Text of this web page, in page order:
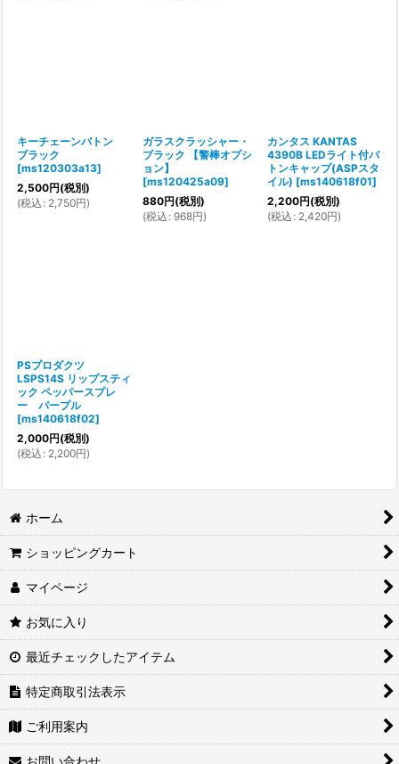
キーチェーンバトン
ブラック
[ms120303a13]
2,500円(税別)
(税込 : 2,750円)
ガラスクラッシャー・
ブラック 【警棒オプシ
ョン】
[ms120425a09]
880円(税別)
(税込 : 968円)
カンタス KANTAS
4390B LEDライト付バ
トンキャップ(ASPスタ
イル) [ms140618f01]
2,200円(税別)
(税込 : 2,420円)
PSプロダクツ
LSPS14S リップスティ
ック ペッパースプレ
ー パープル
[ms140618f02]
2,000円(税別)
(税込 : 2,200円)
ホーム
ショッピングカート
マイページ
お気に入り
最近チェックしたアイテム
特定商取引法表示
ご利用案内
お問い合わせ